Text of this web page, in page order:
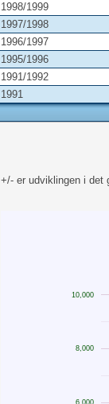
1998/1999
1997/1998
1996/1997
1995/1996
1991/1992
1991
+/- er udviklingen i
8,000
10,000